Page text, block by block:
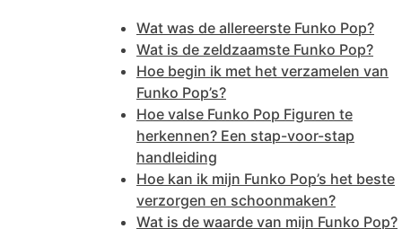
Wat was de allereerste Funko Pop?
Wat is de zeldzaamste Funko Pop?
Hoe begin ik met het verzamelen van
Funko Pop’s?
Hoe valse Funko Pop Figuren te
herkennen? Een stap-voor-stap
handleiding
Hoe kan ik mijn Funko Pop’s het beste
verzorgen en schoonmaken?
Wat is de waarde van mijn Funko Pop?